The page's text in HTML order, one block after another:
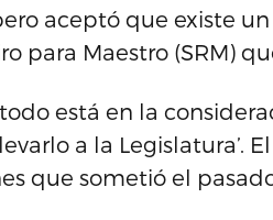
aceptó que existe
para Maestro (SRM)
está en la
a la Legislatura’.
que sometió el